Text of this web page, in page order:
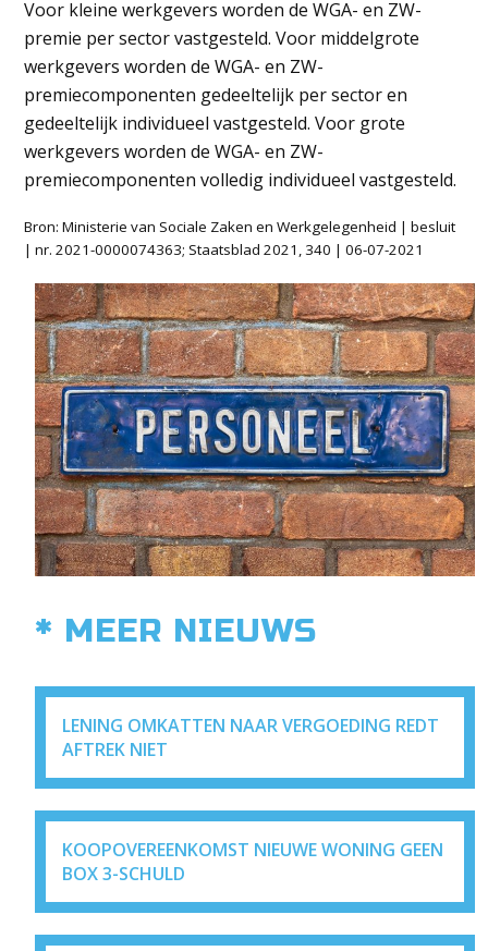
Voor kleine werkgevers worden de WGA- en ZW-
premie per sector vastgesteld. Voor middelgrote
werkgevers worden de WGA- en ZW-
premiecomponenten gedeeltelijk per sector en
gedeeltelijk individueel vastgesteld. Voor grote
werkgevers worden de WGA- en ZW-
premiecomponenten volledig individueel vastgesteld.
Bron: Ministerie van Sociale Zaken en Werkgelegenheid | besluit
| nr. 2021-0000074363; Staatsblad 2021, 340 | 06-07-2021
* MEER NIEUWS
LENING OMKATTEN NAAR VERGOEDING REDT
AFTREK NIET
KOOPOVEREENKOMST NIEUWE WONING GEEN
BOX 3-SCHULD